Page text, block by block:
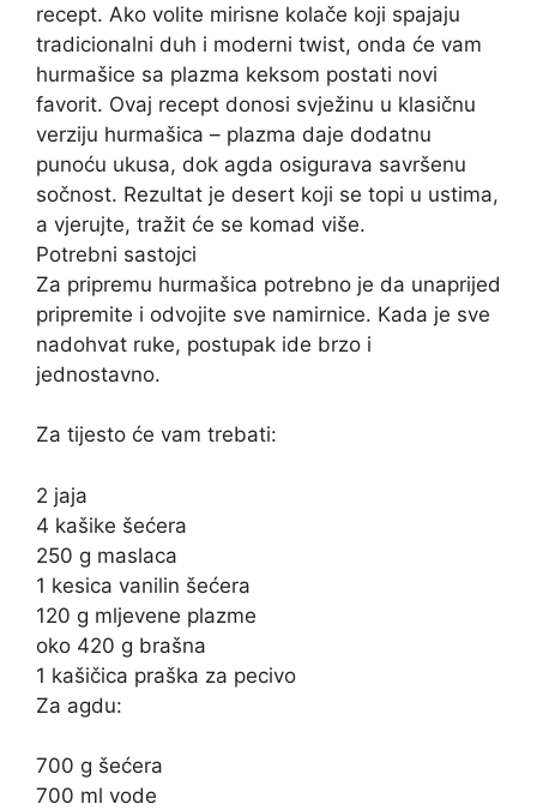
recept. Ako volite mirisne kolače koji spajaju
tradicionalni duh i moderni twist, onda će vam
hurmašice sa plazma keksom postati novi
favorit. Ovaj recept donosi svježinu u klasičnu
verziju hurmašica – plazma daje dodatnu
punoću ukusa, dok agda osigurava savršenu
sočnost. Rezultat je desert koji se topi u ustima,
a vjerujte, tražit će se komad više.
Potrebni sastojci
Za pripremu hurmašica potrebno je da unaprijed
pripremite i odvojite sve namirnice. Kada je sve
nadohvat ruke, postupak ide brzo i
jednostavno.
Za tijesto će vam trebati:
2 jaja
4 kašike šećera
250 g maslaca
1 kesica vanilin šećera
120 g mljevene plazme
oko 420 g brašna
1 kašičica praška za pecivo
Za agdu:
700 g šećera
700 ml vode